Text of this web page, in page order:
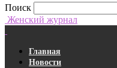
Поиск
Женский журнал
Главная
Новости